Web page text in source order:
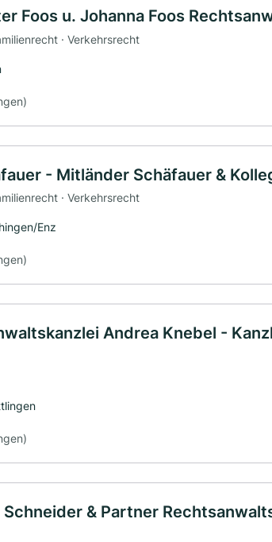
Foos u. Johanna Foos
· Verkehrsrecht
- Mitländer Schäfauer &
· Verkehrsrecht
Enz
Andrea Knebel -
& Partner